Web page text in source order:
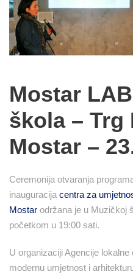
Mostar
škola – Trg
Mostar –
Ceremonija otvaranja
inauguracija centra za
Mostar održana je u Muzičkoj
početkom u 19:00 sati.
U organizaciji Agencije
modernu umjetnost i